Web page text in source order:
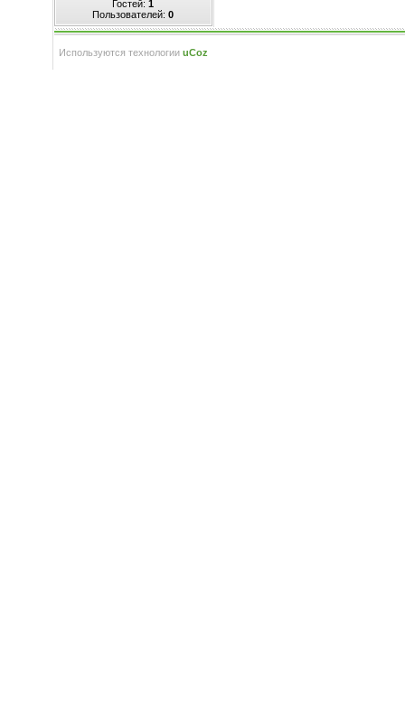
Гостей: 1
Пользователей: 0
Используются технологии uCoz